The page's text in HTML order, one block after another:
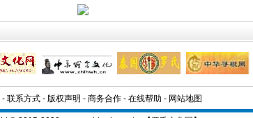
- 联系方式- 版权声明 - 商务合作- 在线帮助 - 网站地图